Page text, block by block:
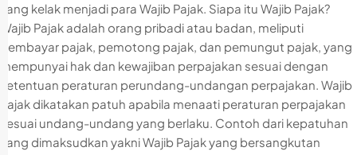
yang kelak menjadi para Wajib Pajak. Siapa itu Wajib Pajak?
Wajib Pajak adalah orang pribadi atau badan, meliputi
pembayar pajak, pemotong pajak, dan pemungut pajak, yang
mempunyai hak dan kewajiban perpajakan sesuai dengan
ketentuan peraturan perundang-undangan perpajakan. Wajib
Pajak dikatakan patuh apabila menaati peraturan perpajakan
sesuai undang-undang yang berlaku. Contoh dari kepatuhan
yang dimaksudkan yakni Wajib Pajak yang bersangkutan